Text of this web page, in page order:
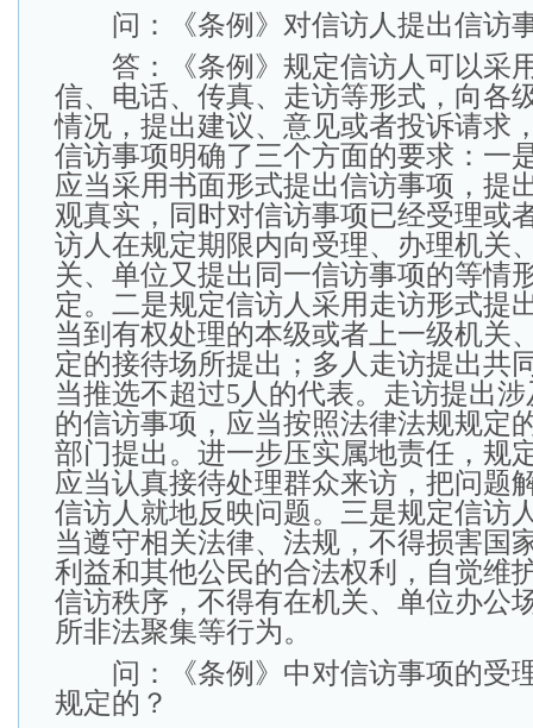
问：《条例》对信访人提出信访
答：《条例》规定信访人可以采
信、电话、传真、走访等形式，向各
情况，提出建议、意见或者投诉请求
信访事项明确了三个方面的要求：一
应当采用书面形式提出信访事项，提
观真实，同时对信访事项已经受理或
访人在规定期限内向受理、办理机关
关、单位又提出同一信访事项的等情
定。二是规定信访人采用走访形式提
当到有权处理的本级或者上一级机关
定的接待场所提出；多人走访提出共
当推选不超过5人的代表。走访提出
的信访事项，应当按照法律法规规定
部门提出。进一步压实属地责任，规
应当认真接待处理群众来访，把问题
信访人就地反映问题。三是规定信访
当遵守相关法律、法规，不得损害国
利益和其他公民的合法权利，自觉维
信访秩序，不得有在机关、单位办公
所非法聚集等行为。
问：《条例》中对信访事项的受
规定的？